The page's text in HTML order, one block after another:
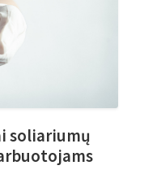
soliariumų